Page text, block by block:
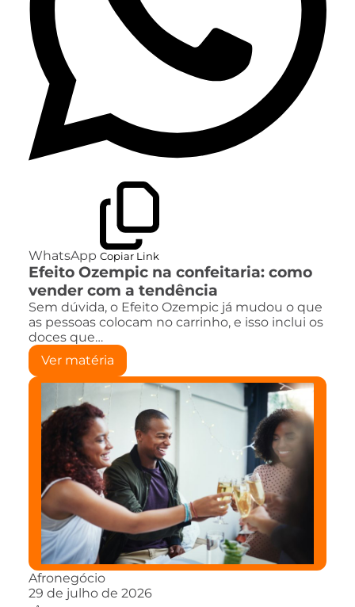
WhatsApp Copiar Link
Efeito Ozempic na confeitaria: como
vender com a tendência
Sem dúvida, o Efeito Ozempic já mudou o que
as pessoas colocam no carrinho, e isso inclui os
doces que…
Ver matéria
Afronegócio
29 de julho de 2026